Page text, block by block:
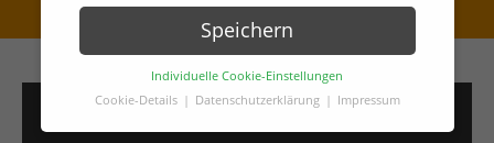
Ihr Ansprechpartner
Speichern
Individuelle Cookie-Einstellungen
Cookie-Details
Datenschutzerklärung Impressum
Datenschutzeinstellungen